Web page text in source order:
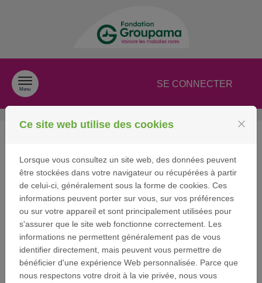
Menu
SE CONNECTER
Se connecter
Si vous avez déjà un compte utilisateur Fondation
Groupama, entrez votre adresse email et votre mot
de passe ci-dessous.
Email:
Ce site web utilise des cookies close
Lorsque vous consultez un site web, des données peuvent
être stockées dans votre navigateur ou récupérées à partir
de celui-ci, généralement sous la forme de cookies. Ces
informations peuvent porter sur vous, sur vos préférences
ou sur votre appareil et sont principalement utilisées pour
s'assurer que le site web fonctionne correctement. Les
informations ne permettent généralement pas de vous
identifier directement, mais peuvent vous permettre de
bénéficier d'une expérience Web personnalisée. Parce que
nous respectons votre droit à la vie privée, nous vous